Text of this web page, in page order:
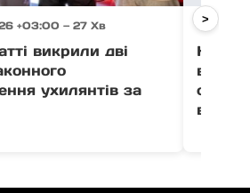
+03:00 — 27 Хв
викрили дві
ухилянтів за
05
На
>